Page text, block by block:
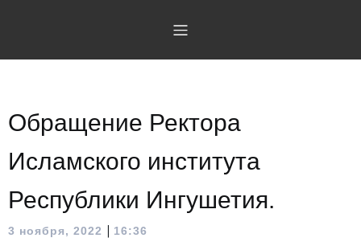
Обращение Ректора
Исламского института
Республики Ингушетия.
3 ноября, 2022 | 16:36